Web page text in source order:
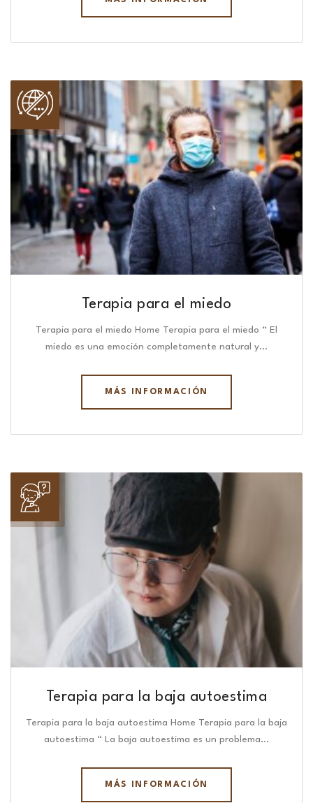
Terapia para el miedo
Terapia para el miedo Home Terapia para el miedo “ El
miedo es una emoción completamente natural y…
MÁS INFORMACIÓN
Terapia para la baja autoestima
Terapia para la baja autoestima Home Terapia para la baja
autoestima “ La baja autoestima es un problema…
MÁS INFORMACIÓN